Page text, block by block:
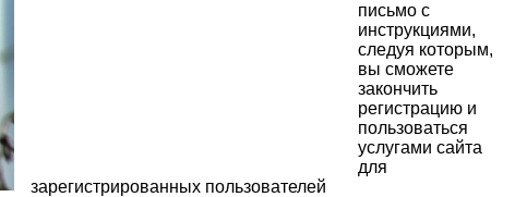
письмо с
инструкциями,
следуя которым,
вы сможете
закончить
регистрацию и
пользоваться
услугами сайта
для
зарегистрированных пользователей